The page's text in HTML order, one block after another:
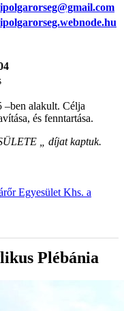
–ben alakult. Célja
és fenntartása.
„ díjat kaptuk.
Egyesület Khs. a
Plébánia